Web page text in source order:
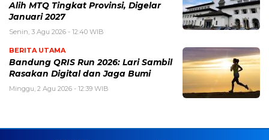
Alih MTQ Tingkat Provinsi, Digelar
Januari 2027
Senin, 3 Agu 2026 - 12:40 WIB
BERITA UTAMA
Bandung QRIS Run 2026: Lari Sambil
Rasakan Digital dan Jaga Bumi
Minggu, 2 Agu 2026 - 12:39 WIB